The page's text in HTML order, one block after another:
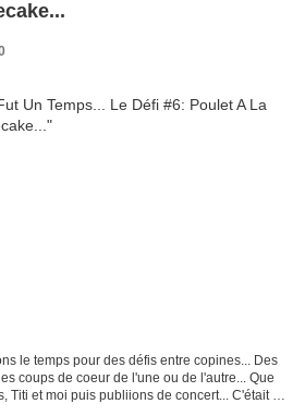
le temps pour des défis entre copines... Des
coups de coeur de l'une ou de l'autre... Que
Titi et moi puis publiions de concert... C'était le